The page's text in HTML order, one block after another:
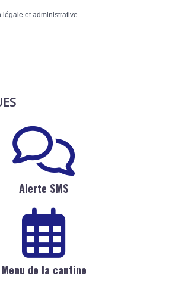
légale et administrative
Alerte SMS
Menu de la cantine